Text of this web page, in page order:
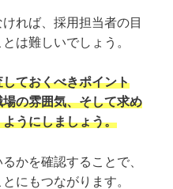
れば、採用担当者の目
は難しいでしょう。
ておくべきポイント
の雰囲気、そして求め
うにしましょう。
かを確認することで、
にもつながります。